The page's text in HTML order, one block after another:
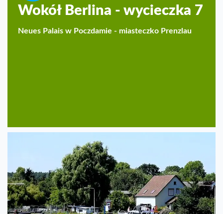
Wokół Berlina - wycieczka 7
Neues Palais w Poczdamie - miasteczko Prenzlau